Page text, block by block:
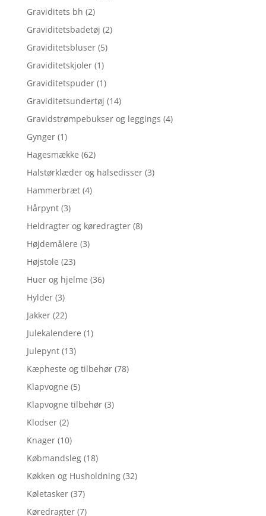
Graviditets bh (2)
Graviditetsbadetøj (2)
Graviditetsbluser (5)
Graviditetskjoler (1)
Graviditetspuder (1)
Graviditetsundertøj (14)
Gravidstrømpebukser og leggings (4)
Gynger (1)
Hagesmække (62)
Halstørklæder og halsedisser (3)
Hammerbræt (4)
Hårpynt (3)
Heldragter og køredragter (8)
Højdemålere (3)
Højstole (23)
Huer og hjelme (36)
Hylder (3)
Jakker (22)
Julekalendere (1)
Julepynt (13)
Kæpheste og tilbehør (78)
Klapvogne (5)
Klapvogne tilbehør (3)
Klodser (2)
Knager (10)
Købmandsleg (18)
Køkken og Husholdning (32)
Køletasker (37)
Køredragter (7)